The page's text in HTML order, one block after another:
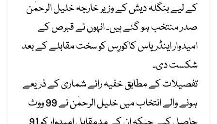
کے لیے بنگلہ دیش کے وزیر خارجہ خلیل الرحمٰن
صدر منتخب ہو گئے ہیں۔ انہوں نے قبرص کے
امیدوار اینڈریاس کاکورِس کو سخت مقابلے کے بعد
شکست دی۔
تفصیلات کے مطابق خفیہ رائے شماری کے ذریعے
ہونے والے انتخاب میں خلیل الرحمٰن نے 99 ووٹ